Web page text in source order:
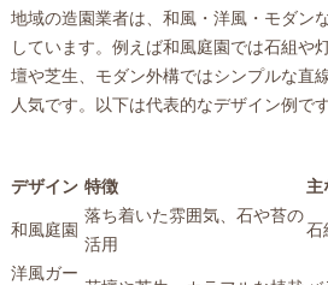
地域の造園業者は、和風・洋風・モダン
しています。例えば和風庭園では石組や
壇や芝生、モダン外構ではシンプルな直
人気です。以下は代表的なデザイン例です
デザイン 特徴 主
和風庭園
落ち着いた雰囲気、石や苔の
活用
石
洋風ガー